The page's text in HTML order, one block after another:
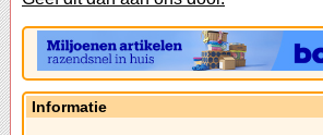
Informatie